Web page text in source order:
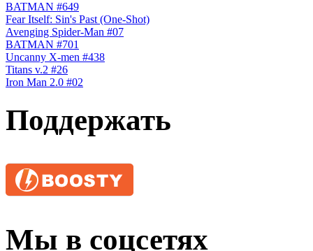
BATMAN #649
Fear Itself: Sin's Past (One-Shot)
Avenging Spider-Man #07
BATMAN #701
Uncanny X-men #438
Titans v.2 #26
Iron Man 2.0 #02
Поддержать
Мы в соцсетях